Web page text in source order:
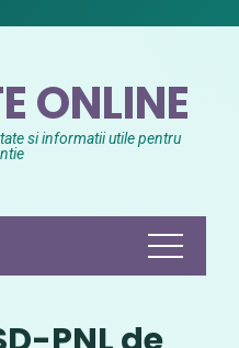
ONLINE
si informatii utile pentru